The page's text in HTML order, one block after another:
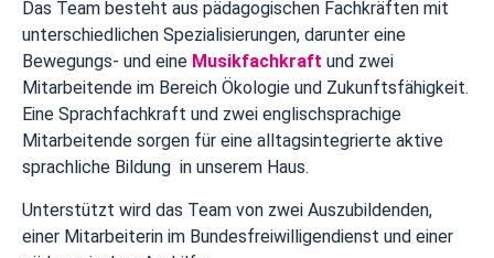
Das Team besteht aus pädagogischen Fachkräften mit
unterschiedlichen Spezialisierungen, darunter eine
Bewegungs- und eine Musikfachkraft und zwei
Mitarbeitende im Bereich Ökologie und Zukunftsfähigkeit.
Eine Sprachfachkraft und zwei englischsprachige
Mitarbeitende sorgen für eine alltagsintegrierte aktive
sprachliche Bildung in unserem Haus.
Unterstützt wird das Team von zwei Auszubildenden,
einer Mitarbeiterin im Bundesfreiwilligendienst und einer